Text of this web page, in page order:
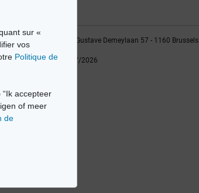
sur «
vos
Politique de
accepteer
of meer
de
réservés | Avenue Gustave Demeylaan 57 - 1160 Brussels
Laatste update: 22/07/2026